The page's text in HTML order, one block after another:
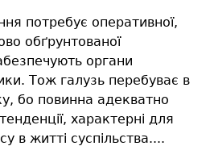
потребує оперативної,
обґрунтованої
органи
Тож галузь перебуває в
бо повинна адекватно
характерні для
в житті суспільства....